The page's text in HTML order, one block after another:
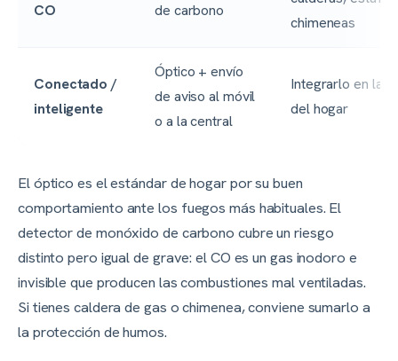
CO de carbono
chimeneas
Conectado /
inteligente
Óptico + envío
de aviso al móvil
o a la central
Integrarlo en la
del hogar
El óptico es el estándar de hogar por su buen
comportamiento ante los fuegos más habituales. El
detector de monóxido de carbono cubre un riesgo
distinto pero igual de grave: el CO es un gas inodoro e
invisible que producen las combustiones mal ventiladas.
Si tienes caldera de gas o chimenea, conviene sumarlo a
la protección de humos.